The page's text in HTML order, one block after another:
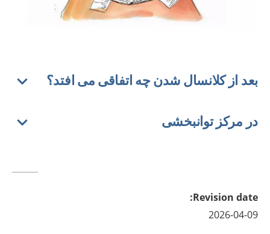
بعد از کلانسال شدن چه اتفاقی می افتد؟
در مرکز توانبخشی
Revision date
:
2026-04-09